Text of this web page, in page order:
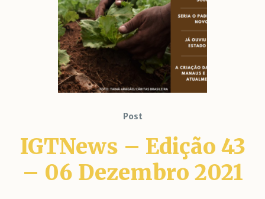
Post
IGTNews – Edição 43
– 06 Dezembro 2021